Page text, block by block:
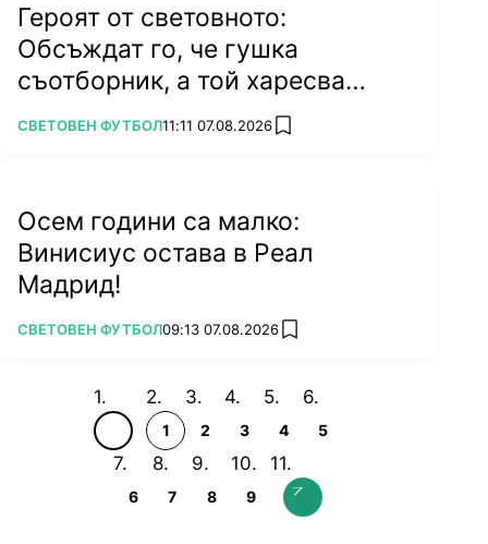
Героят от световното:
Обсъждат го, че гушка
съотборник, а той харесва
бившата на колега
ПОВЕЧЕ ОТ
СВЕТОВЕН ФУТБОЛ11:11 07.08.2026 add favorites
Осем години са малко:
Винисиус остава в Реал
Мадрид!
ПОВЕЧЕ ОТ
СВЕТОВЕН ФУТБОЛ09:13 07.08.2026 add favorites
1 2 3 4 5
6 7 8 9